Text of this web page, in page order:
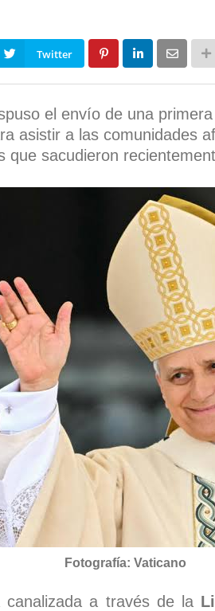
Twitter
el envío de una
asistir a las comunidades
que sacudieron
Fotografía: Vaticano
canalizada a través de la